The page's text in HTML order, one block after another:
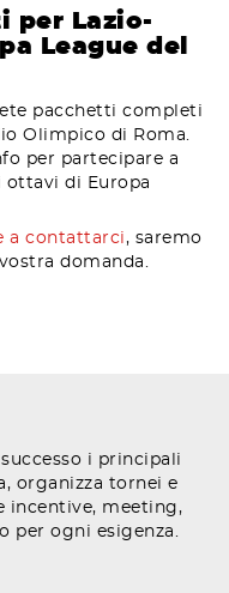
per Lazio-
League del
pacchetti completi
Olimpico di Roma.
per partecipare a
ottavi di Europa
a contattarci, saremo
domanda.
i principali
organizza tornei e
incentive, meeting,
per ogni esigenza.